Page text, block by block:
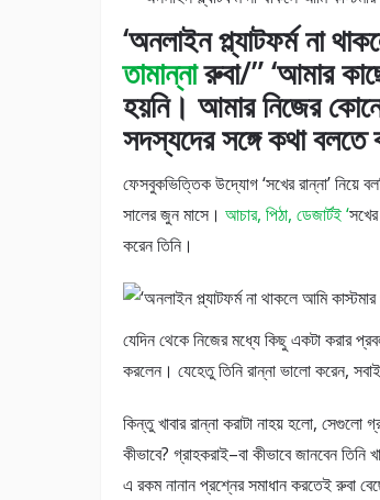
‘অনলাইন প্ল্যাটফর্ম না
তামান্নারুবা/” ‘আমার
হয়নি। আমার নিজের
সদস্যদের সঙ্গে কথা
ফেসবুকভিত্তিক উদ্যোগ ‘সখের রান্না’ নিয়ে
সালের জুন মাসে। আচার, পিঠা, ডেজার্টই ‘
করেন তিনি।
যেদিন থেকে নিজের মধ্যে কিছু একটা করার
করলেন। যেহেতু তিনি রান্না ভালো করেন,
কিন্তু খাবার রান্না করাটা নাহয় হলো, সেগুলো
কীভাবে? গ্রাহকরাই–বা কীভাবে জানবেন তিনি
এ রকম নানান প্রশ্নের সমাধান করতেই রুবা